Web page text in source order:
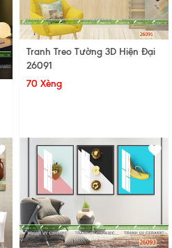
Tranh Treo Tường 3D Hiện Đại
26091
70 Xèng